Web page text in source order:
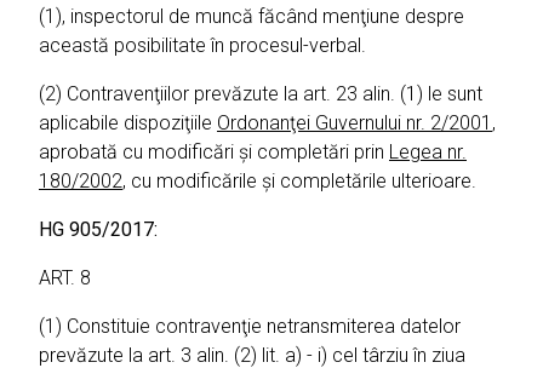
(1), inspectorul de muncă făcând menţiune despre
această posibilitate în procesul-verbal.
(2) Contravenţiilor prevăzute la art. 23 alin. (1) le sunt
aplicabile dispoziţiile Ordonanţei Guvernului nr. 2/2001 ,
aprobată cu modificări şi completări prin Legea nr.
180/2002, cu modificările şi completările ulterioare.
HG 905/2017:
ART. 8
(1) Constituie contravenţie netransmiterea datelor
prevăzute la art. 3 alin. (2) lit. a) - i) cel târziu în ziua